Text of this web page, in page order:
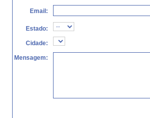
Email:
Estado:
Cidade:
Mensagem: